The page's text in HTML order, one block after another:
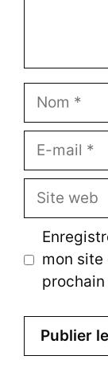
Nom
E-
Site
mon site